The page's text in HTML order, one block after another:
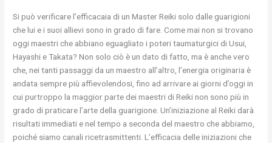
Si può verificare l’efficacaia di un Master Reiki solo dalle guarigioni
che lui e i suoi allievi sono in grado di fare. Come mai non si trovano
oggi maestri che abbiano eguagliato i poteri taumaturgici di Usui,
Hayashi e Takata? Non solo ciò è un dato di fatto, ma è anche vero
che, nei tanti passaggi da un maestro all’altro, l’energia originaria è
andata sempre più affievolendosi, fino ad arrivare ai giorni d’oggi in
cui purtroppo la maggior parte dei maestri di Reiki non sono più in
grado di praticare l’arte della guarigione. Un’iniziazione al Reiki darà
risultati immediati e nel tempo a seconda del maestro che abbiamo,
poiché siamo canali ricetrasmittenti. L’efficacia delle iniziazioni che